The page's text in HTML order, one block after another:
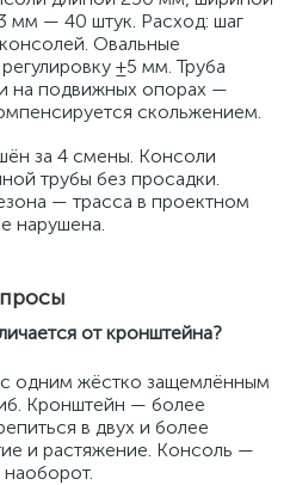
мм — 40 штук. Расход: шаг
Овальные
±5 мм. Труба
на подвижных опорах —
скольжением.
за 4 смены. Консоли
трубы без просадки.
— трасса в проектном
нарушена.
от кронштейна?
одним жёстко защемлённым
Кронштейн — более
в двух и более
и растяжение. Консоль —